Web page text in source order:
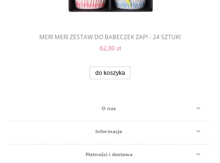
MERI MERI ZESTAW DO BABECZEK ZAP! - 24 SZTUKI
62,00 zł
do koszyka
O nas
Informacje
Płatności i dostawa